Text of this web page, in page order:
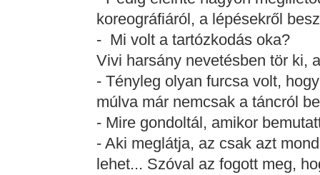
koreográfiáról, a lépésekről
- Mi volt a tartózkodás oka?
Vivi harsány nevetésben tör ki,
- Tényleg olyan furcsa volt,
múlva már nemcsak a táncról
- Mire gondoltál, amikor
- Aki meglátja, az csak azt
lehet... Szóval az fogott meg,